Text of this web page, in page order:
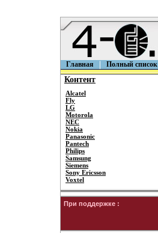
Главная Полный список
Контент
Alcatel
Fly
LG
Motorola
NEC
Nokia
Panasonic
Pantech
Philips
Samsung
Siemens
Sony Ericsson
Voxtel
При поддержке :